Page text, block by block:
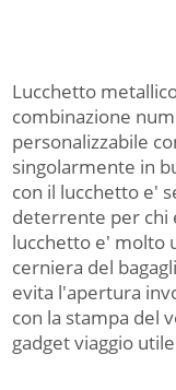
Lucchetto
combinazione
personalizzabile
singolarmente in
con il lucchetto e'
deterrente per chi
lucchetto e' molto
cerniera del
evita l'apertura
con la stampa del
gadget viaggio